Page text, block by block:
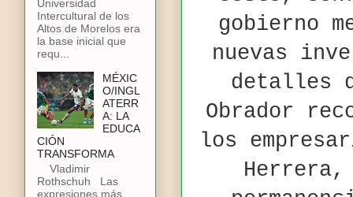
gobierno
nuevas
detalles
Obrador
los
Universidad
Intercultural de los
Altos de Morelos era
la base inicial que
requ...
MÉXIC
O/INGL
ATERR
A: LA
EDUCA
CIÓN
TRANSFORMA
Vladimir
Rothschuh Las
expresiones más